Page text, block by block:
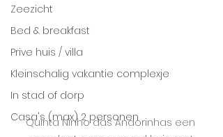
Zeezicht
Bed & breakfast
Prive huis / villa
Kleinschalig vakantie complexje
In stad of dorp
Casa's (max) 2 personen
Quinta Ninho das Andorinhas een